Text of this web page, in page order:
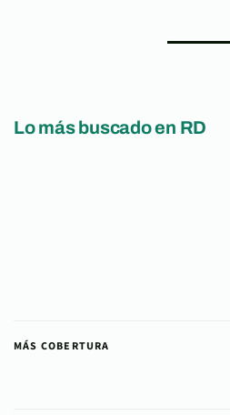
Lo más buscado en RD
MÁS COBERTURA